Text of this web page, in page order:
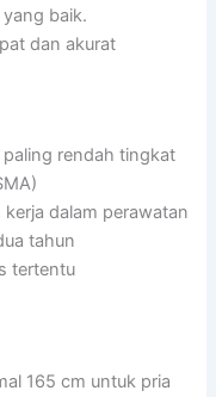
baik.
dan akurat
rendah tingkat
dalam perawatan
tahun
tertentu
165 cm untuk pria